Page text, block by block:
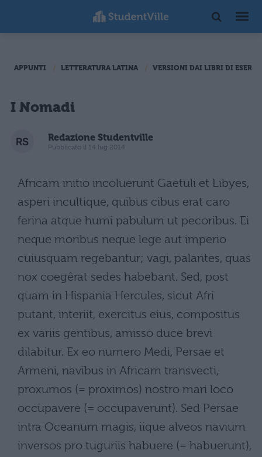
APPUNTI LETTERATURA LATINA VERSIONI DAI LIBRI DI
I Nomadi
Redazione Studentville
Pubblicato il 14 lug 2014
Africam initio incoluerunt Gaetuli et Libyes,
asperi incultique, quibus cibus erat caro
ferina atque humi pabulum ut pecoribus. Ei
neque moribus neque lege aut imperio
cuiusquam regebantur; vagi, palantes, quas
nox coegêrat sedes habebant. Sed, post
quam in Hispania Hercules, sicut Afri
putant, interiit, exercitus eius, compositus
ex variis gentibus, amisso duce brevi
dilabitur. Ex eo numero Medi, Persae et
Armeni, navibus in Africam transvecti,
proxumos (= proximos) nostro mari loco
occupavere (= occupaverunt). Sed Persae
intra Oceanum magis, iique alveos navium
inversos pro tuguriis habuere (= habuerunt),